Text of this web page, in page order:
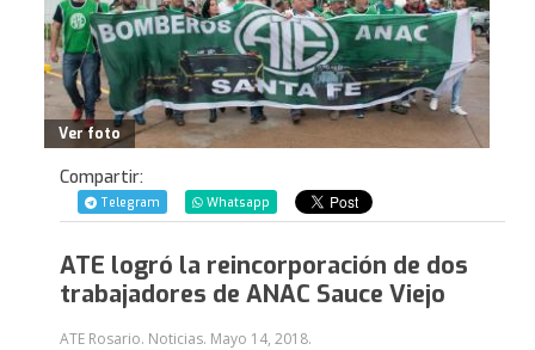
Ver foto
Compartir:
Telegram Whatsapp
ATE logró la reincorporación de dos
trabajadores de ANAC Sauce Viejo
ATE Rosario. Noticias. Mayo 14, 2018.